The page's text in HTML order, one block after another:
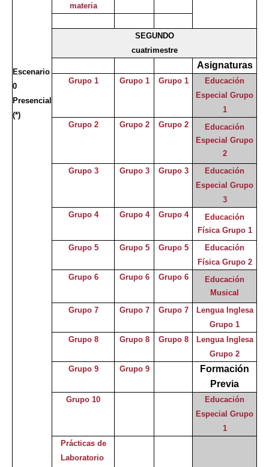
Escenario
0
Presencial
(*)
materia
SEGUNDO
cuatrimestre
Asignaturas
Grupo 1 Grupo 1 Grupo 1
Educación
Especial Grupo
1
Grupo 2
Grupo 2 Grupo 2
Educación
Especial Grupo
2
Grupo 3
Grupo 3 Grupo 3
Educación
Especial Grupo
3
Grupo 4
Grupo 4 Grupo 4
Educación
Física Grupo 1
Grupo 5
Grupo 5 Grupo 5
Educación
Física Grupo 2
Grupo 6
Grupo 6 Grupo 6
Educación
Musical
Grupo 7
Grupo 7 Grupo 7
Lengua Inglesa
Grupo 1
Grupo 8
Grupo 8 Grupo 8
Lengua Inglesa
Grupo 2
Grupo 9
Grupo 9
Formación
Previa
Grupo 10
Educación
Especial Grupo
1
Prácticas de
Laboratorio